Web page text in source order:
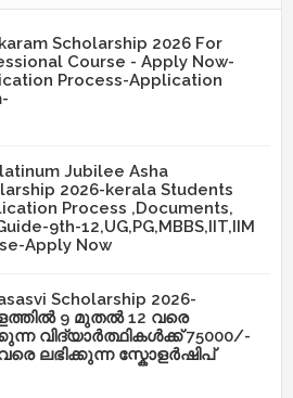
Scholarship 2026 For
Course - Apply Now-
Process-Application
Jubilee Asha
2026-kerala Students
Process ,Documents,
9th-12,UG,PG,MBBS,IIT,IIM
Apply Now
Scholarship 2026-
9 മുതൽ 12 വരെ
വിദ്യാർത്ഥികൾക്ക് 75000/-
ലഭിക്കുന്ന സ്കോളർഷിപ്